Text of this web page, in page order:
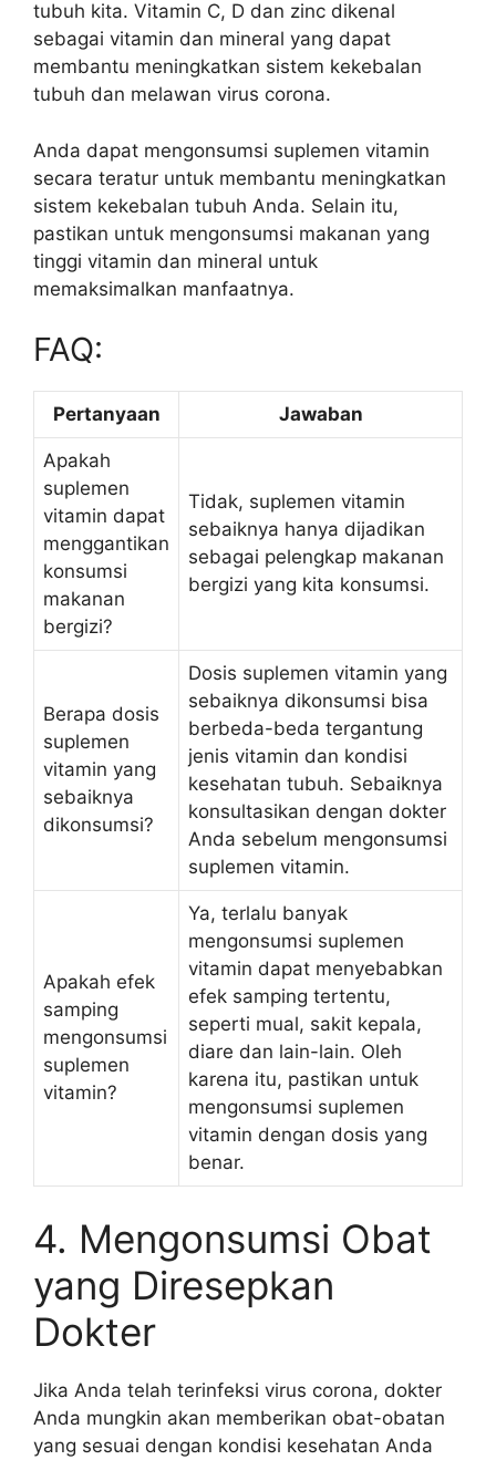
tubuh kita. Vitamin C, D dan zinc dikenal
sebagai vitamin dan mineral yang dapat
membantu meningkatkan sistem kekebalan
tubuh dan melawan virus corona.
Anda dapat mengonsumsi suplemen vitamin
secara teratur untuk membantu meningkatkan
sistem kekebalan tubuh Anda. Selain itu,
pastikan untuk mengonsumsi makanan yang
tinggi vitamin dan mineral untuk
memaksimalkan manfaatnya.
FAQ:
Pertanyaan Jawaban
Apakah
suplemen
vitamin dapat
menggantikan
konsumsi
makanan
bergizi?
Tidak, suplemen vitamin
sebaiknya hanya dijadikan
sebagai pelengkap makanan
bergizi yang kita konsumsi.
Berapa dosis
suplemen
vitamin yang
sebaiknya
dikonsumsi?
Dosis suplemen vitamin yang
sebaiknya dikonsumsi bisa
berbeda-beda tergantung
jenis vitamin dan kondisi
kesehatan tubuh. Sebaiknya
konsultasikan dengan dokter
Anda sebelum mengonsumsi
suplemen vitamin.
Apakah efek
samping
mengonsumsi
suplemen
vitamin?
Ya, terlalu banyak
mengonsumsi suplemen
vitamin dapat menyebabkan
efek samping tertentu,
seperti mual, sakit kepala,
diare dan lain-lain. Oleh
karena itu, pastikan untuk
mengonsumsi suplemen
vitamin dengan dosis yang
benar.
4. Mengonsumsi Obat
yang Diresepkan
Dokter
Jika Anda telah terinfeksi virus corona, dokter
Anda mungkin akan memberikan obat-obatan
yang sesuai dengan kondisi kesehatan Anda